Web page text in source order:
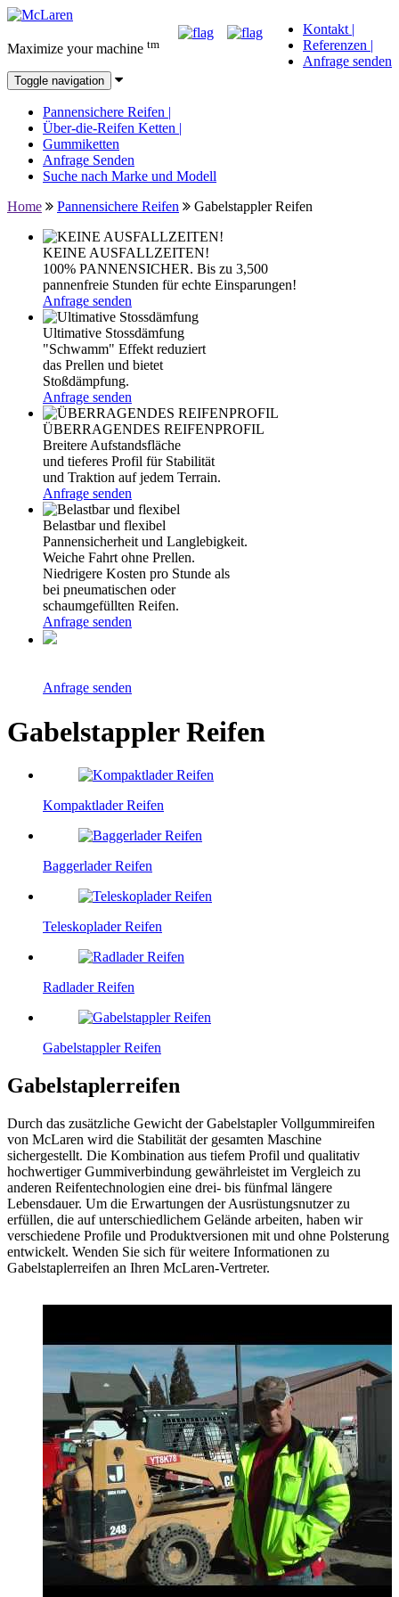
Kontakt |
Referenzen |
Anfrage senden
Maximize your machine tm
Toggle navigation
Pannensichere Reifen |
Über-die-Reifen Ketten |
Gummiketten
Anfrage Senden
Suche nach Marke und Modell
Home
Pannensichere Reifen Gabelstappler Reifen
KEINE AUSFALLZEITEN!
100% PANNENSICHER. Bis zu 3,500
pannenfreie Stunden für echte Einsparungen!
Anfrage senden
Ultimative Stossdämfung
"Schwamm" Effekt reduziert
das Prellen und bietet
Stoßdämpfung.
Anfrage senden
ÜBERRAGENDES REIFENPROFIL
Breitere Aufstandsfläche
und tieferes Profil für Stabilität
und Traktion auf jedem Terrain.
Anfrage senden
Belastbar und flexibel
Pannensicherheit und Langlebigkeit.
Weiche Fahrt ohne Prellen.
Niedrigere Kosten pro Stunde als
bei pneumatischen oder
schaumgefüllten Reifen.
Anfrage senden
Anfrage senden
Gabelstappler Reifen
Kompaktlader Reifen
Baggerlader Reifen
Teleskoplader Reifen
Radlader Reifen
Gabelstappler Reifen
Gabelstaplerreifen
Durch das zusätzliche Gewicht der Gabelstapler Vollgummireifen
von McLaren wird die Stabilität der gesamten Maschine
sichergestellt. Die Kombination aus tiefem Profil und qualitativ
hochwertiger Gummiverbindung gewährleistet im Vergleich zu
anderen Reifentechnologien eine drei- bis fünfmal längere
Lebensdauer. Um die Erwartungen der Ausrüstungsnutzer zu
erfüllen, die auf unterschiedlichem Gelände arbeiten, haben wir
verschiedene Profile und Produktversionen mit und ohne Polsterung
entwickelt. Wenden Sie sich für weitere Informationen zu
Gabelstaplerreifen an Ihren McLaren-Vertreter.